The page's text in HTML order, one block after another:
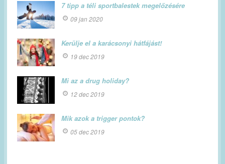
7 tipp a téli sportbalestek megelőzésére
09 jan 2020
Kerülje el a karácsonyi hátfájást!
19 dec 2019
Mi az a drug holiday?
12 dec 2019
Mik azok a trigger pontok?
05 dec 2019